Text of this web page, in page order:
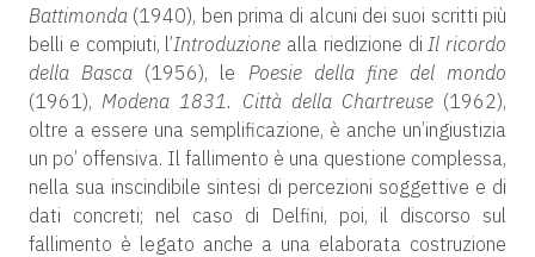
Battimonda (1940), ben prima di alcuni dei suoi scritti più
belli e compiuti, l’Introduzione alla riedizione diIl ricordo
della Basca (1956), le Poesie della fine del mondo
(1961),Modena 1831. Città della Chartreuse(1962),
oltre a essere una semplificazione, è anche un’ingiustizia
un po’ offensiva. Il fallimento è una questione complessa,
nella sua inscindibile sintesi di percezioni soggettive e di
dati concreti; nel caso di Delfini, poi, il discorso sul
fallimento è legato anche a una elaborata costruzione